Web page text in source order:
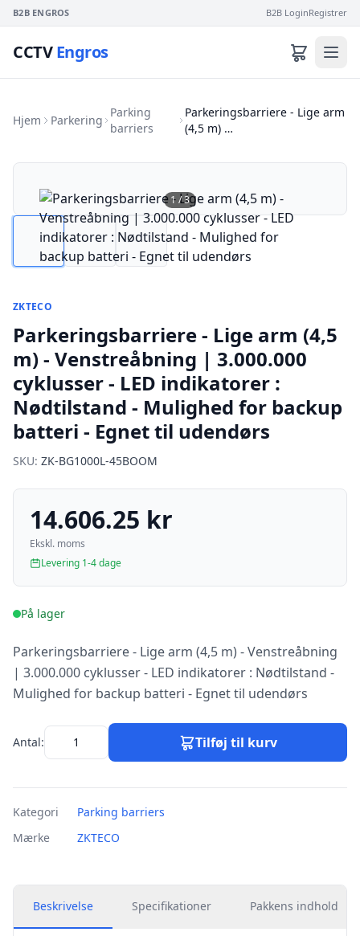
B2B ENGROS B2B LoginRegistrer
CCTVEngros
Hjem Parkering
Parking
barriers
Parkeringsbarriere - Lige arm
(4,5 m) …
1/3
ZKTECO
Parkeringsbarriere - Lige arm (4,5
m) - Venstreåbning | 3.000.000
cyklusser - LED indikatorer :
Nødtilstand - Mulighed for backup
batteri - Egnet til udendørs
SKU: ZK-BG1000L-45BOOM
14.606.25 kr
Ekskl. moms
Levering 1-4 dage
På lager
Parkeringsbarriere - Lige arm (4,5 m) - Venstreåbning
| 3.000.000 cyklusser - LED indikatorer : Nødtilstand -
Mulighed for backup batteri - Egnet til udendørs
Antal: Tilføj til kurv
Kategori
Parking barriers
Mærke
ZKTECO
Beskrivelse Specifikationer Pakkens indhold